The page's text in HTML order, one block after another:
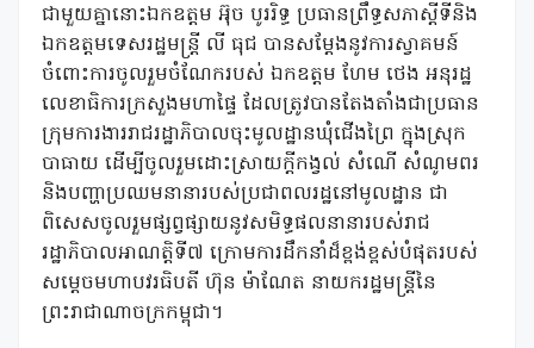
ជាមួយគ្នានោះឯកឧត្តម អ៊ុច បូររិទ្ធ ប្រធានព្រឹទ្ធសភាស្តីទីនិង
ឯកឧត្តមទេសរដ្ឋមន្រ្តី លី ធុជ បានសម្តែងនូវការស្វាគមន៍
ចំពោះការចូលរួមចំណែករបស់ ឯកឧត្តម ហែម ថេង អនុរដ្ឋ
លេខាធិការក្រសួងមហាផ្ទៃ ដែលត្រូវបានតែងតាំងជាប្រធាន
ក្រុមការងាររាជរដ្ឋាភិបាលចុះមូលដ្ឋានឃុំជើងព្រៃ ក្នុងស្រុក
បាធាយ ដើម្បីចូលរួមដោះស្រាយក្តីកង្វល់ សំណើ សំណូមពរ
និងបញ្ហាប្រឈមនានារបស់ប្រជាពលរដ្ឋនៅមូលដ្ឋាន ជា
ពិសេសចូលរួមផ្សព្វផ្សាយនូវសមិទ្ធផលនានារបស់រាជ
រដ្ឋាភិបាលអាណត្តិទី៧ ក្រោមការដឹកនាំដ៏ខ្ពង់ខ្ពស់បំផុតរបស់
សម្តេចមហាបវរធិបតី ហ៊ុន ម៉ាណែត នាយករដ្ឋមន្រ្តីនៃ
ព្រះរាជាណាចក្រកម្ពុជា។